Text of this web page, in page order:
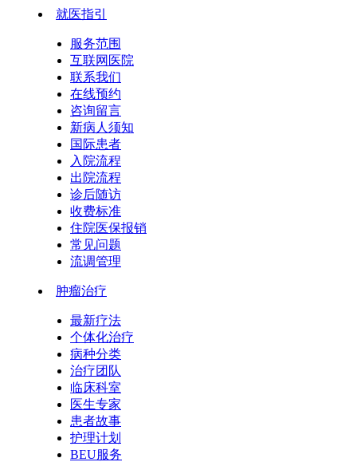
就医指引
服务范围
互联网医院
联系我们
在线预约
咨询留言
新病人须知
国际患者
入院流程
出院流程
诊后随访
收费标准
住院医保报销
常见问题
流调管理
肿瘤治疗
最新疗法
个体化治疗
病种分类
治疗团队
临床科室
医生专家
患者故事
护理计划
BEU服务